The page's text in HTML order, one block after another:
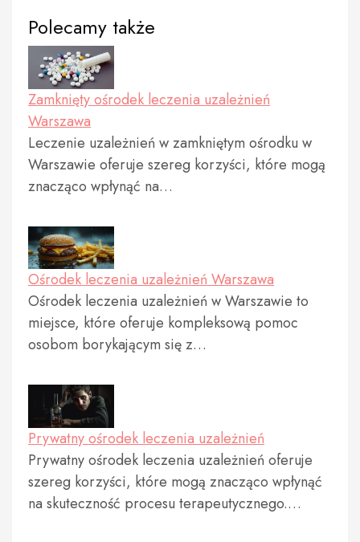
Polecamy także
Zamknięty ośrodek leczenia uzależnień
Warszawa
Leczenie uzależnień w zamkniętym ośrodku w
Warszawie oferuje szereg korzyści, które mogą
znacząco wpłynąć na…
Ośrodek leczenia uzależnień Warszawa
Ośrodek leczenia uzależnień w Warszawie to
miejsce, które oferuje kompleksową pomoc
osobom borykającym się z…
Prywatny ośrodek leczenia uzależnień
Prywatny ośrodek leczenia uzależnień oferuje
szereg korzyści, które mogą znacząco wpłynąć
na skuteczność procesu terapeutycznego.…